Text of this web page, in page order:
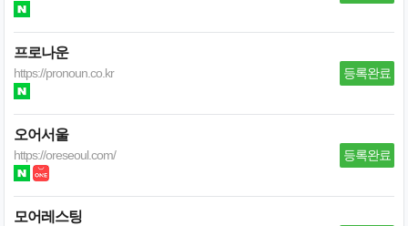
프로나운
https://pronoun.co.kr 등록완료
오어서울
https://oreseoul.com/ 등록완료
모어레스팅